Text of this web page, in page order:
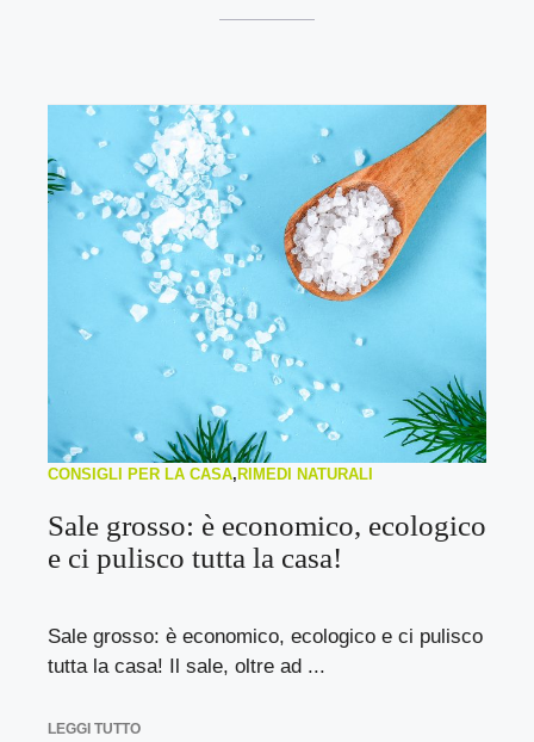
CONSIGLI PER LA CASA, RIMEDI NATURALI
Sale grosso: è economico, ecologico
e ci pulisco tutta la casa!
Sale grosso: è economico, ecologico e ci pulisco
tutta la casa! Il sale, oltre ad ...
LEGGI TUTTO